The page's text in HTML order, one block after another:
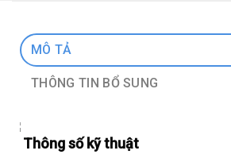
MÔ TẢ
THÔNG TIN BỔ SUNG
Thông số kỹ thuật